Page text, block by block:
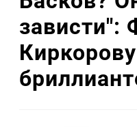
зависти":